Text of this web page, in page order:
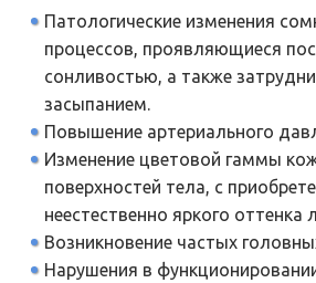
Патологические изменения
процессов, проявляющиеся
сонливостью, а также
засыпанием.
Повышение артериального
Изменение цветовой гаммы
поверхностей тела, с
неестественно яркого оттенка
Возникновение частых
Нарушения в